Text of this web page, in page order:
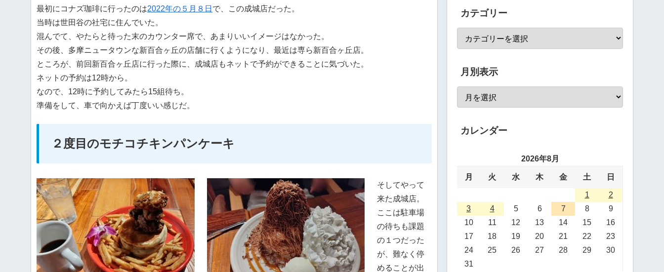
最初にコナズ珈琲に行ったのは2022年の５月８日 で、この成城店だった。
当時は世田谷の社宅に住んでいた。
混んでて、やたらと待った末のカウンター席で、あまりいいイメージはなかった。
その後、多摩ニュータウンな新百合ヶ丘の店舗に行くようになり、最近は専ら新百合ヶ丘店。
ところが、前回新百合ヶ丘店に行った際に、成城店もネットで予約ができることに気づいた。
ネットの予約は12時から。
なので、12時に予約してみたら15組待ち。
準備をして、車で向かえば丁度いい感じだ。
２度目のモチコチキンパンケーキ
そしてやって
来た成城店。
ここは駐車場
の待ちも課題
の１つだった
が、難なく停
めることが出
カテゴリー
月別表示
カレンダー
2026年8月
月 火 水 木 金 土 日
1
2
3
4 5 6 7 8
9
10
11 12 13 14 15
16
17
18 19 20 21 22
23
24
25 26 27 28 29
30
31